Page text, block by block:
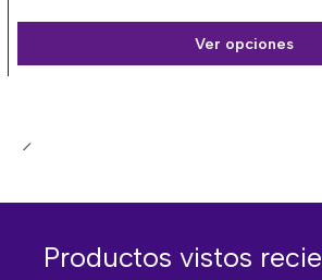
Ver opciones
Productos vistos